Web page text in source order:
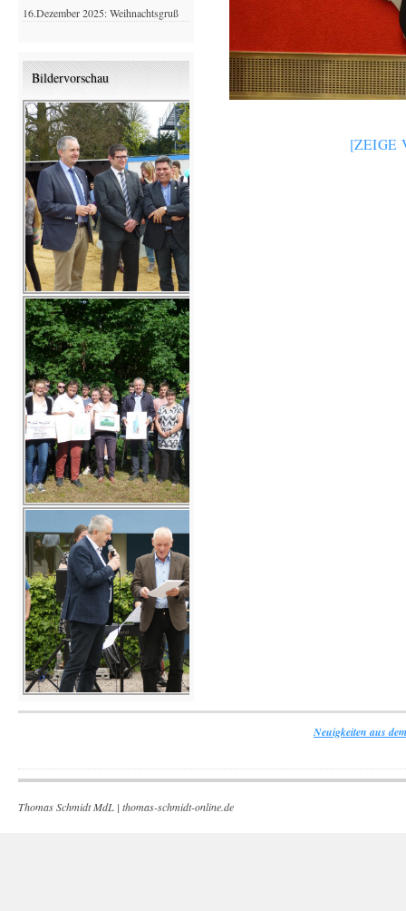
[ZEIGE
16.Dezember 2025: Weihnachtsgruß
Bildervorschau
Neuigkeiten aus
Thomas Schmidt MdL | thomas-schmidt-online.de